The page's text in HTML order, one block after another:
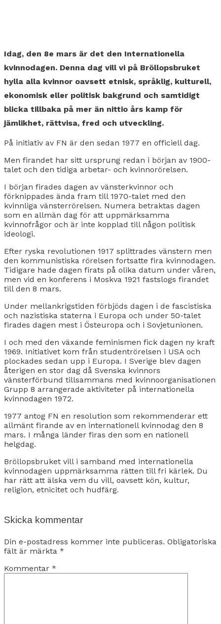
Idag, den 8e mars är det den Internationella
kvinnodagen. Denna dag vill vi på Bröllopsbruket
hylla alla kvinnor oavsett etnisk, språklig, kulturell,
ekonomisk eller politisk bakgrund och samtidigt
blicka tillbaka på mer än nittio års kamp för
jämlikhet, rättvisa, fred och utveckling.
På initiativ av FN är den sedan 1977 en officiell dag.
Men firandet har sitt ursprung redan i början av 1900-
talet och den tidiga arbetar- och kvinnorörelsen.
I början firades dagen av vänsterkvinnor och
förknippades ända fram till 1970-talet med den
kvinnliga vänsterrörelsen. Numera betraktas dagen
som en allmän dag för att uppmärksamma
kvinnofrågor och är inte kopplad till någon politisk
ideologi.
Efter ryska revolutionen 1917 splittrades vänstern men
den kommunistiska rörelsen fortsatte fira kvinnodagen.
Tidigare hade dagen firats på olika datum under våren,
men vid en konferens i Moskva 1921 fastslogs firandet
till den 8 mars.
Under mellankrigstiden förbjöds dagen i de fascistiska
och nazistiska staterna i Europa och under 50-talet
firades dagen mest i Östeuropa och i Sovjetunionen.
I och med den växande feminismen fick dagen ny kraft
1969. Initiativet kom från studentrörelsen i USA och
plockades sedan upp i Europa. I Sverige blev dagen
återigen en stor dag då Svenska kvinnors
vänsterförbund tillsammans med kvinnoorganisationen
Grupp 8 arrangerade aktiviteter på internationella
kvinnodagen 1972.
1977 antog FN en resolution som rekommenderar ett
allmänt firande av en internationell kvinnodag den 8
mars. I många länder firas den som en nationell
helgdag.
Bröllopsbruket vill i samband med internationella
kvinnodagen uppmärksamma rätten till fri kärlek. Du
har rätt att älska vem du vill, oavsett kön, kultur,
religion, etnicitet och hudfärg.
Skicka kommentar
Din e-postadress kommer inte publiceras. Obligatoriska
fält är märkta *
Kommentar *